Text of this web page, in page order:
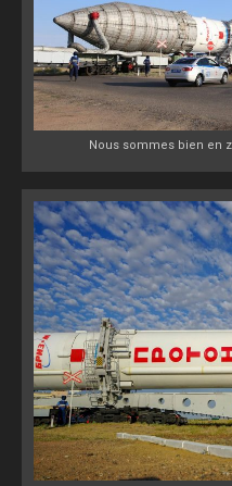
Nous sommes bien en